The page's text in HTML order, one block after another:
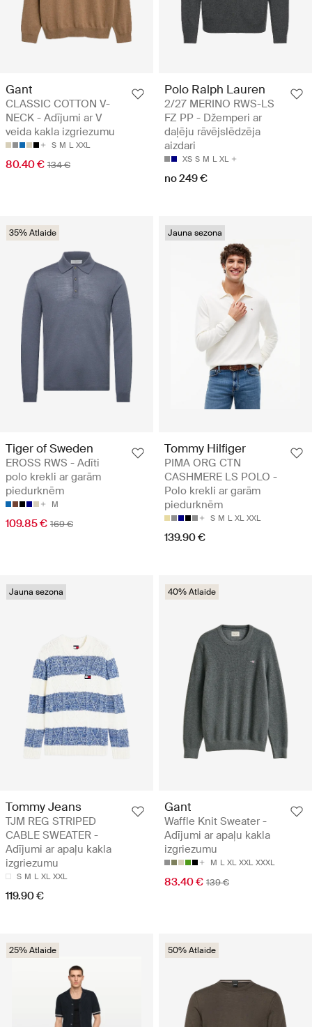
Gant
CLASSIC COTTON V-
NECK - Adījumi ar V
veida kakla izgriezumu
S M L XXL
80.40 € 134 €
Polo Ralph Lauren
2/27 MERINO RWS-LS
FZ PP - Džemperi ar
daļēju rāvējslēdzēja
aizdari
XS S M L XL
no 249 €
35% Atlaide
Tiger of Sweden
EROSS RWS - Adīti
polo krekli ar garām
piedurknēm
M
109.85 € 169 €
Jauna sezona
Tommy Hilfiger
PIMA ORG CTN
CASHMERE LS POLO -
Polo krekli ar garām
piedurknēm
S M L XL XXL
139.90 €
Jauna sezona
Tommy Jeans
TJM REG STRIPED
CABLE SWEATER -
Adījumi ar apaļu kakla
izgriezumu
S M L XL XXL
119.90 €
40% Atlaide
Gant
Waffle Knit Sweater -
Adījumi ar apaļu kakla
izgriezumu
M L XL XXL XXXL
83.40 € 139 €
25% Atlaide 50% Atlaide